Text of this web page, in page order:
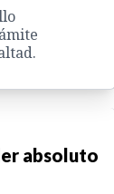
absoluto